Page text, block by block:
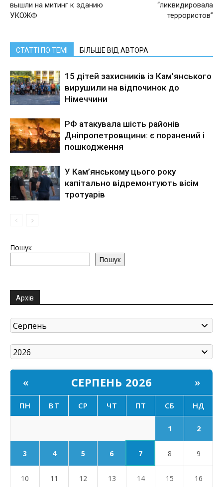
вышли на митинг к зданию
УКОЖФ
“ликвидировала
террористов”
СТАТТІ ПО ТЕМІ БІЛЬШЕ ВІД АВТОРА
15 дітей захисників із Кам’янського
вирушили на відпочинок до
Німеччини
РФ атакувала шість районів
Дніпропетровщини: є поранений і
пошкодження
У Кам’янському цього року
капітально відремонтують вісім
тротуарів
Пошук
Пошук
Архів
« СЕРПЕНЬ 2026 »
ПН ВТ СР ЧТ ПТ СБ НД
1 2
3 4 5 6 7 8 9
10 11 12 13 14 15 16